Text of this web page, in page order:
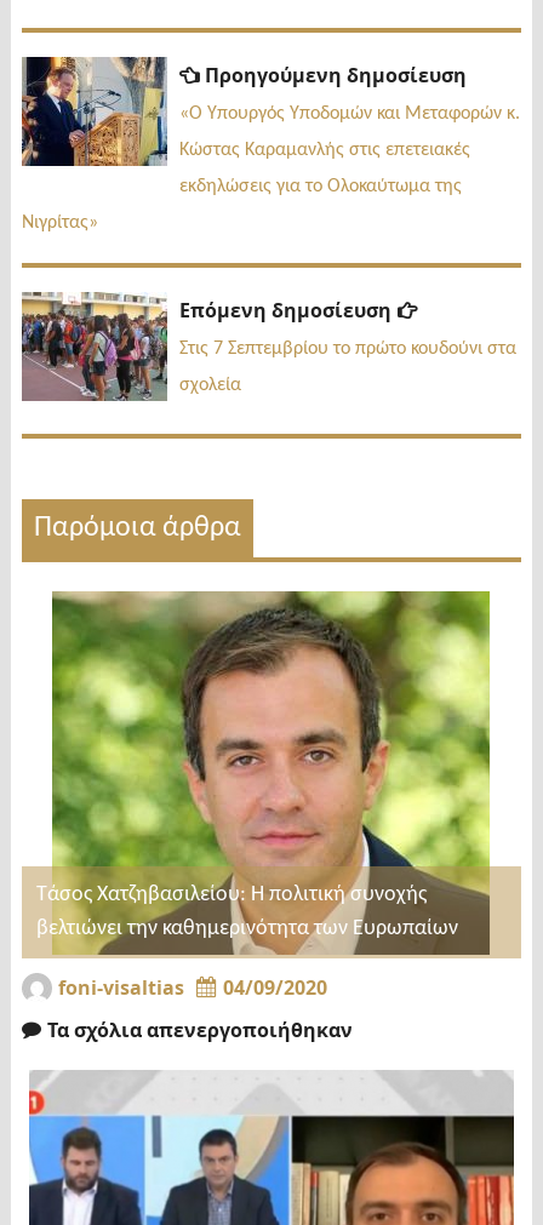
Πλοήγηση
άρθρων
Προηγούμενη δημοσίευση
«Ο Υπουργός Υποδομών και Μεταφορών κ.
Κώστας Καραμανλής στις επετειακές
εκδηλώσεις για το Ολοκαύτωμα της
Νιγρίτας»
Επόμενη δημοσίευση
Επόμενη
Στις 7 Σεπτεμβρίου το πρώτο κουδούνι στα
σχολεία
Παρόμοια άρθρα
Τάσος Χατζηβασιλείου: Η πολιτική συνοχής
βελτιώνει την καθημερινότητα των Ευρωπαίων
foni-visaltias
04/09/2020
Τα σχόλια απενεργοποιήθηκαν